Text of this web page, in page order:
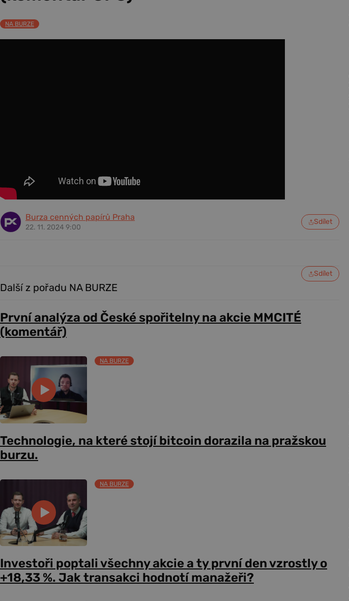
NA BURZE
Burza cenných papírů Praha
22. 11. 2024 9:00
Sdílet
Sdílet
Další z pořadu NA BURZE
První analýza od České spořitelny na akcie MMCITÉ
(komentář)
NA BURZE
Technologie, na které stojí bitcoin dorazila na pražskou
burzu.
NA BURZE
Investoři poptali všechny akcie a ty první den vzrostly o
+18,33 %. Jak transakci hodnotí manažeři?